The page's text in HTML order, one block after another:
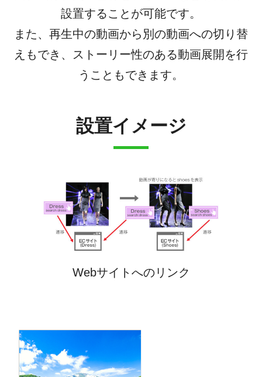
設置することが可能です。
また、再生中の動画から別の動画への切り替
えもでき、ストーリー性のある動画展開を行
うこともできます。
設置イメージ
Webサイトへのリンク